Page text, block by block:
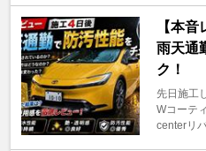
【本
雨天通
ク！
先日施工
Wコーテ
centerリ